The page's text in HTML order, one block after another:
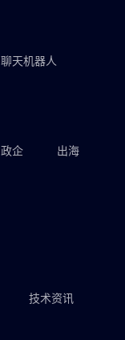
聊天机器人
政企 出海
技术资讯